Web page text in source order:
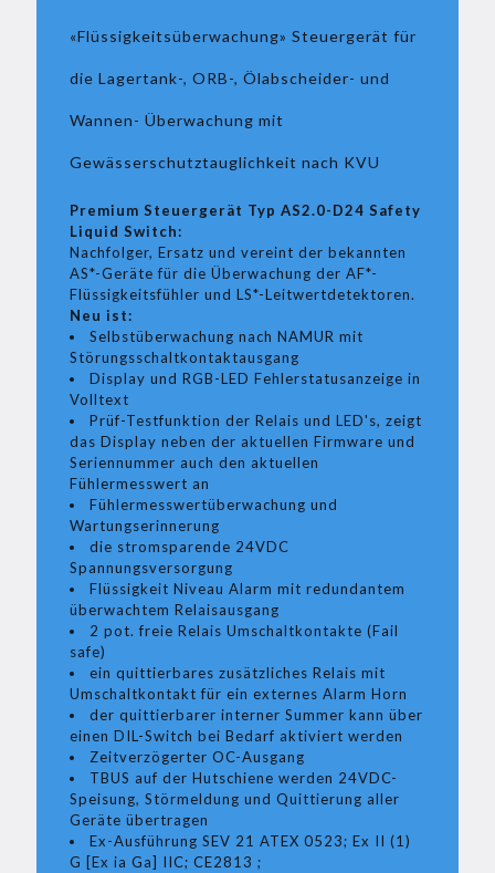
«Flüssigkeitsüberwachung» Steuergerät für
die Lagertank-, ORB-, Ölabscheider- und
Wannen- Überwachung mit
Gewässerschutztauglichkeit nach KVU
Premium Steuergerät Typ AS2.0-D24 Safety
Liquid Switch:
Nachfolger, Ersatz und vereint der bekannten
AS*-Geräte für die Überwachung der AF*-
Flüssigkeitsfühler und LS*-Leitwertdetektoren.
Neu ist:
Selbstüberwachung nach NAMUR mit
Störungsschaltkontaktausgang
Display und RGB-LED Fehlerstatusanzeige in
Volltext
Prüf-Testfunktion der Relais und LED's, zeigt
das Display neben der aktuellen Firmware und
Seriennummer auch den aktuellen
Fühlermesswert an
Fühlermesswertüberwachung und
Wartungserinnerung
die stromsparende 24VDC
Spannungsversorgung
Flüssigkeit Niveau Alarm mit redundantem
überwachtem Relaisausgang
2 pot. freie Relais Umschaltkontakte (Fail
safe)
ein quittierbares zusätzliches Relais mit
Umschaltkontakt für ein externes Alarm Horn
der quittierbarer interner Summer kann über
einen DIL-Switch bei Bedarf aktiviert werden
Zeitverzögerter OC-Ausgang
TBUS auf der Hutschiene werden 24VDC-
Speisung, Störmeldung und Quittierung aller
Geräte übertragen
Ex-Ausführung SEV 21 ATEX 0523; Ex II (1)
G [Ex ia Ga] IIC; CE2813 ;